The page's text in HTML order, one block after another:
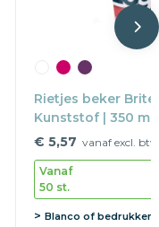
Rietjes beker
Kunststof | 350 ml
€ 5,57 vanaf excl.
Vanaf
50 st.
Blanco of bedrukken